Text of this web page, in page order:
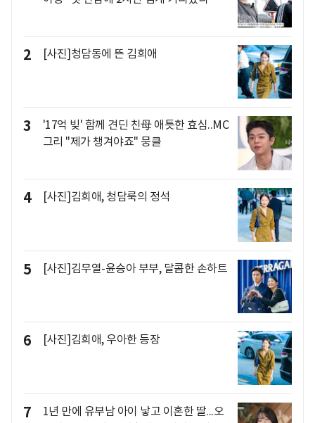
2 [사진]청담동에 뜬 김희애
3
'17억 빚' 함께 견딘 친母 애틋한 효심..MC
그리 "제가 챙겨야죠" 뭉클
4 [사진]김희애, 청담룩의 정석
5 [사진]김무열-윤승아 부부, 달콤한 손하트
6 [사진]김희애, 우아한 등장
7
1년 만에 유부남 아이 낳고 이혼한 딸...오